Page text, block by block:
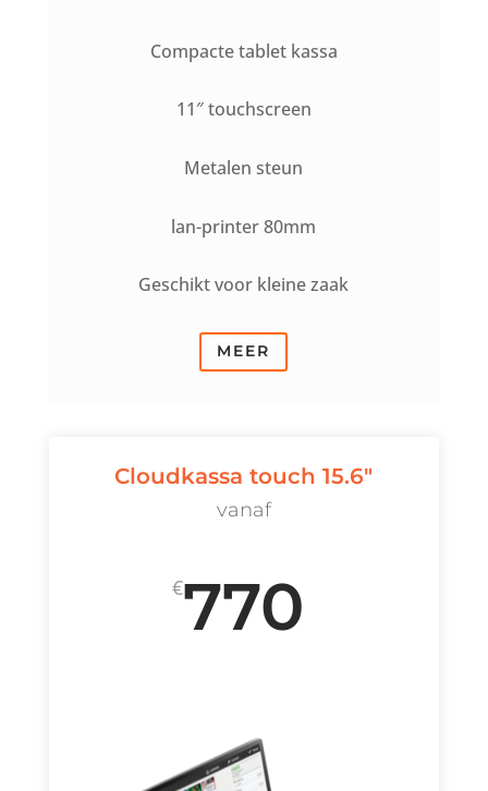
Compacte tablet kassa
11″ touchscreen
Metalen steun
lan-printer 80mm
Geschikt voor kleine zaak
MEER
Cloudkassa touch 15.6"
vanaf
€770